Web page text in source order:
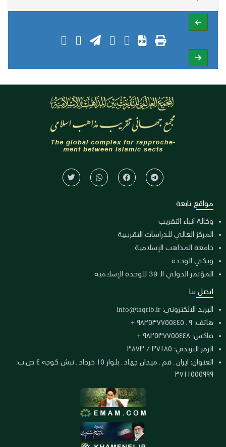
مواقع تابعة
وكالة أنباء التقريب
المركز العالي للدراسات التقريبية
جامعة المذاهب الإسلامية
ويكي الوحدة
المؤتمر الدولي الـ 39 للوحدة الإسلامية
اتصل بنا
البريد الالكتروني: info@taqrib.ir
هاتف: ٩ ـ ٩٨٢٥٣٧٧٥٥٤٤٥ +
فاكس: ٩٨٢٥٣٧٧٥٥٤٤٨ +
الرمز البريدي: ٣٧١٨٥ / ٣٨٧٣
العنوان: ايران ـ قم ـ ميدان جهاد ـ بلوار ١٥ خرداد ـ نبش كوجه ٤ ص.ب:
٣٧١١٥٥٥٩٩٩